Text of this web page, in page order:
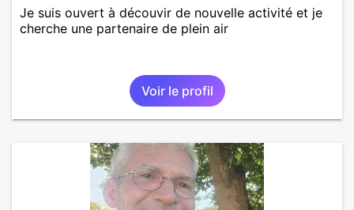
Je suis ouvert à découvir de nouvelle activité et je
cherche une partenaire de plein air
Voir le profil